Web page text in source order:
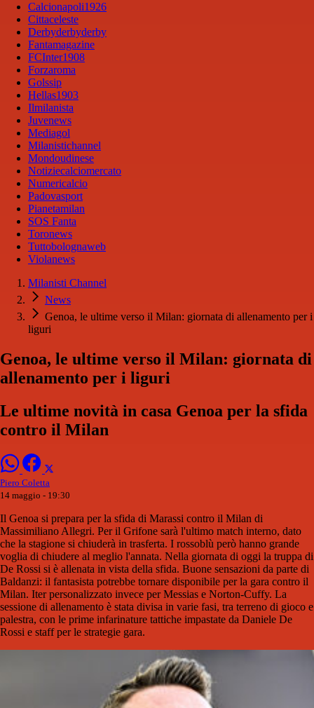
Calcionapoli1926
Cittaceleste
Derbyderbyderby
Fantamagazine
FCInter1908
Forzaroma
Golssip
Hellas1903
Ilmilanista
Juvenews
Mediagol
Milanistichannel
Mondoudinese
Notiziecalciomercato
Numericalcio
Padovasport
Pianetamilan
SOS Fanta
Toronews
Tuttobolognaweb
Violanews
Milanisti Channel
News
Genoa, le ultime verso il Milan: giornata di allenamento per i
liguri
Genoa, le ultime verso il Milan: giornata di
allenamento per i liguri
Le ultime novità in casa Genoa per la sfida
contro il Milan
Piero Coletta
14 maggio - 19:30
Il Genoa si prepara per la sfida di Marassi contro il Milan di
Massimiliano Allegri. Per il Grifone sarà l'ultimo match interno, dato
che la stagione si chiuderà in trasferta. I rossoblù però hanno grande
voglia di chiudere al meglio l'annata. Nella giornata di oggi la truppa di
De Rossi si è allenata in vista della sfida. Buone sensazioni da parte di
Baldanzi: il fantasista potrebbe tornare disponibile per la gara contro il
Milan. Iter personalizzato invece per Messias e Norton-Cuffy. La
sessione di allenamento è stata divisa in varie fasi, tra terreno di gioco e
palestra, con le prime infarinature tattiche impastate da Daniele De
Rossi e staff per le strategie gara.